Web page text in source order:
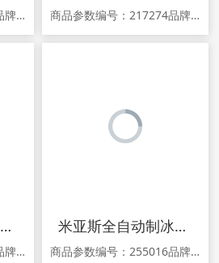
商品参数编号：241568品牌：高禄禧颜色分类：610型（大泵） 320升级（双小泵） 410 320型单（小泵） 410型（大泵） 420型（大泵） 420型升级（大泵） 500型（大泵） 520型（大泵）货号：FK-500商品详情 1.关于产品宣传，由于新广告法规定不得采用夸大宣传，故本商城已针对在售产品的广告 商品参数编号：217274品牌：Chigo/志高型号：HL-DDS-4材质：201不锈钢产地：中国大陆省份：山东省颜色分类：小4盘用电【30人份】 小6盘用电【45人份】 用电大4盘【60人份】 用电大6盘【90人份】 用电大8盘【120人份】 用电大10盘【150人份】 用电大12盘【180人份】 用电大24盘【360人生产企业：宁波赵记电器有限公司功率：3000W层数：4层保修期：12个月商品
多乐榨汁机家用水果小型全自动多功能炸蔬果汁料理搅拌机榨汁杯
商品参数编号：719071品牌：多乐型号：DL-BL21PP产地：中国大陆省份：广东省地市：广州市颜色分类：粉色（3杯3刀） 粉色（单杯）电压：111V~240V（含）生产企业：广州隆特电子有限公司功率：300W采购地：中国大陆保修期：12个月商品详情 1.关于产品宣传，由于新广告法规定不得采用夸大宣传，故本商城已针
米亚斯全自动制冰机快速出冰大容量商用冷饮店酒吧KTV方冰制作机
商品参数编号：255016品牌：OFRUN/欧菲朗型号：ICM-80P商品详情 满减活动 下单满就减，赶快购买吧！ 优惠促销2020-01-11 00:00:00 截止 单笔订单满1000元: 减50元 上不封顶